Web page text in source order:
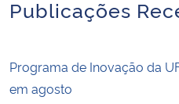
Publicações
Programa de Inovação da
em agosto